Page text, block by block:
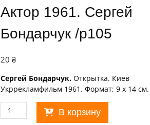
Актор 1961. Сергей
Бондарчук /p105
20₴
Сергей Бондарчук.Открытка. Киев
Укррекламфильм 1961. Формат; 9 х 14 см.
Количество
товара
В корзину